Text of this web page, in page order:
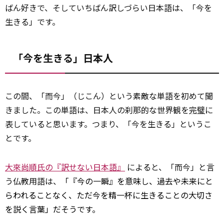
ばん好きで、そしていちばん訳しづらい日本語は、「今を
生きる」です。
「今を生きる」日本人
この間、「而今」（じこん）という素敵な単語を初めて聞
きました。この単語は、日本人の刹那的な世界観を完璧に
表していると思います。つまり、「今を生きる」というこ
とです。
大來尚順氏の『訳せない日本語』
によると、「而今」と言
う仏教用語は、
「『今の一瞬』を意味し、過去や未来にと
らわれることなく、ただ今を精一杯に生きることの大切さ
を説く言葉」だそうです。